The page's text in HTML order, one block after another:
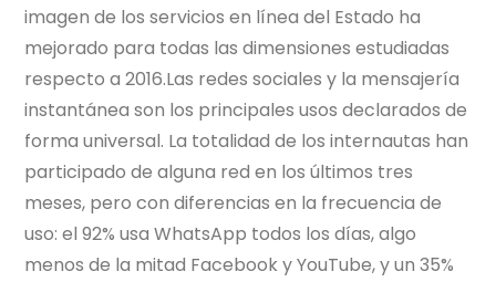
imagen de los servicios en línea del Estado ha
mejorado para todas las dimensiones estudiadas
respecto a 2016.Las redes sociales y la mensajería
instantánea son los principales usos declarados de
forma universal. La totalidad de los internautas han
participado de alguna red en los últimos tres
meses, pero con diferencias en la frecuencia de
uso: el 92% usa WhatsApp todos los días, algo
menos de la mitad Facebook y YouTube, y un 35%